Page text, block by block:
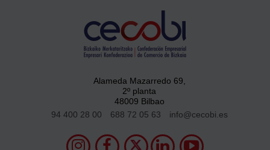
Alameda Mazarredo 69,
2º planta
48009 Bilbao
94 400 28 00
688 72 05 63 info@cecobi.es